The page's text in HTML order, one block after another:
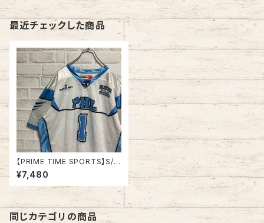
最近チェックした商品
【PRIME TIME SPORTS】S/S
GAME SHIRTS 2XL アメフトフ
ットボール ゲームシャツ UNCカ
ラー アメリカ 古着
¥7,480
同じカテゴリの商品